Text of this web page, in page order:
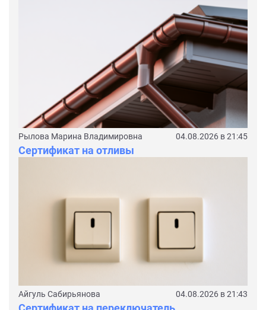
Рылова Марина Владимировна 04.08.2026 в 21:45
Сертификат на отливы
Айгуль Сабирьянова 04.08.2026 в 21:43